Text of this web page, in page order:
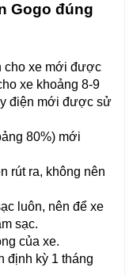
Gogo đúng
cho xe mới được
xe khoảng 8-9
điện mới được sử
80%) mới
rút ra, không nên
luôn, nên để xe
sạc.
của xe.
định kỳ 1 tháng